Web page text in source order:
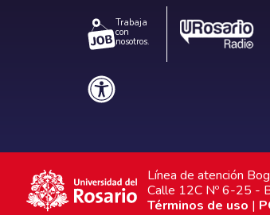
Trabaja
con
nosotros.
Línea de atención
Calle 12C Nº 6-25 -
Términos de uso |